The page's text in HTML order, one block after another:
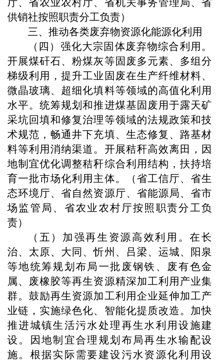
厅、省农业农村厅、省机关事务管理局、省
供销社按照职责分工负责）
三、推动各类废弃物资源化能源化利用
（四）强化大宗固体废弃物综合利用。
开展煤矸石、粉煤灰等固废多元素、多组分
梯级利用，提升工业固废在生产纤维材料、
微晶玻璃、超细化填料等领域的高值化利用
水平。统筹规划和推进煤基固废用于露天矿
采坑回填和修复治理等领域的法规政策和技
术规范，畅通井下充填、生态修复、路基材
料等利用消纳渠道。开展秸秆高效离田，因
地制宜优化调整秸秆综合利用结构，扶持培
育一批市场化利用主体。（省工信厅、省生
态环境厅、省自然资源厅、省能源局、省市
场监管局、省农业农村厅按照职责分工负
责）
（五）加强再生资源高效利用。在长
治、太原、大同、忻州、吕梁、运城、阳泉
等地统筹规划布局一批废钢铁、废有色金
属、废橡胶等再生资源精深加工利用产业集
群。鼓励再生资源加工利用企业延伸加工产
业链，实施绿色化、智能化提质改造。加快
推进城镇生活污水处理再生水利用设施建
设。因地制宜合理规划布局再生水输配设
施。根据实际需要建设污水资源化利用设